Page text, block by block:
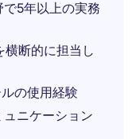
5年以上の実務
断的に担当し
の使用経験
ニケーション